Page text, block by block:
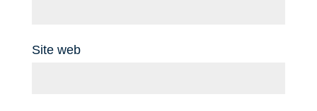
Site web